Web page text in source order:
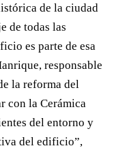
de la ciudad
de todas las
es parte de esa
responsable
la reforma del
con la Cerámica
del entorno y
del edificio”,